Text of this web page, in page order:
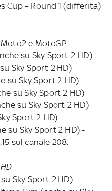
Cup – Round 1 (differita)
e MotoGP
su Sky Sport 2 HD)
Sky Sport 2 HD)
su Sky Sport 2 HD)
su Sky Sport 2 HD)
su Sky Sport 2 HD)
Sport 2 HD)
su Sky Sport 2 HD) -
sul canale 208.
Sky Sport 2 HD)